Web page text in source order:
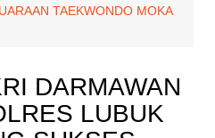
TAEKWONDO MOKA
DARMAWAN
LUBUK